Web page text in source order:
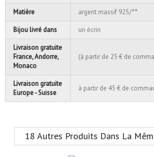
Matière argent massif 925/°°
Bijou livré dans un écrin
Livraison gratuite
France, Andorre,
Monaco
(à partir de 25 € de
Livraison gratuite
Europe - Suisse
à partir de 45 € de
18 Autres Produits Dans La